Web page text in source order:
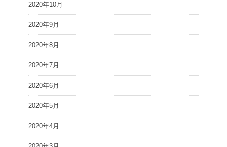
2020年10月
2020年9月
2020年8月
2020年7月
2020年6月
2020年5月
2020年4月